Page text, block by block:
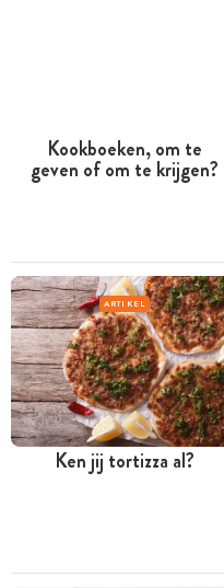
Kookboeken, om te
geven of om te krijgen?
ARTIKEL
Ken jij tortizza al?